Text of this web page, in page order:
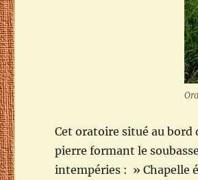
Cet oratoire situé au bord
pierre formant le
intempéries : » Chapelle